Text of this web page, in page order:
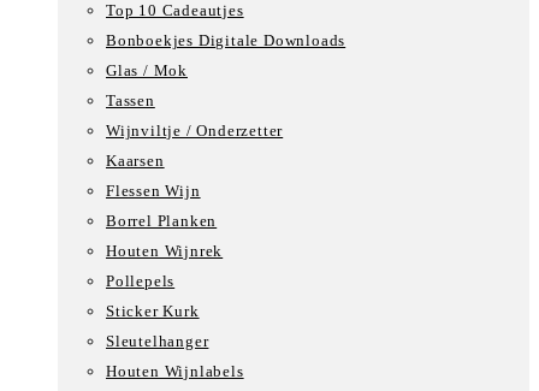
Top 10 Cadeautjes
Bonboekjes Digitale Downloads
Glas / Mok
Tassen
Wijnviltje / Onderzetter
Kaarsen
Flessen Wijn
Borrel Planken
Houten Wijnrek
Pollepels
Sticker Kurk
Sleutelhanger
Houten Wijnlabels